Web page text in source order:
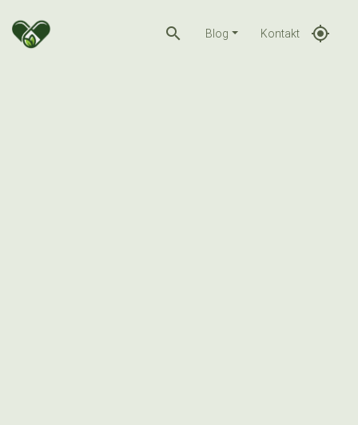
search Blog Kontakt gps_fixed